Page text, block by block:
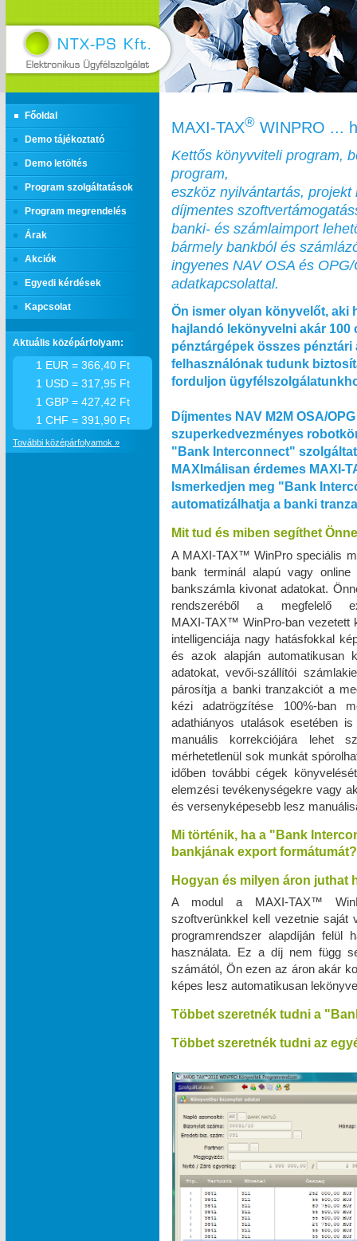
Főoldal
Demo tájékoztató
Demo letöltés
Program szolgáltatások
Program megrendelés
Árak
Akciók
Egyedi kérdések
Kapcsolat
MAXI‑TAX® WINPRO ...
Kettős könyvviteli program,
program,
eszköz nyilvántartás, projekt
díjmentes
banki- és számlaimport
bármely bankból és
ingyenes NAV OSA és
adatkapcsolattal.
Ön ismer olyan könyvelőt, aki
hajlandó lekönyvelni akár 100
pénztárgépek összes pénztári
felhasználónak tudunk
forduljon
Díjmentes NAV M2M OSA/
szuperkedvezményes
"Bank Interconnect"
MAXImálisan érdemes
Ismerkedjen meg "Bank
automatizálhatja a banki
Mit tud és miben segíthet
A MAXI‑TAX™ WinPro speciális
bank terminál alapú vagy
bankszámla kivonat adatokat.
rendszeréből a megfelelő
MAXI‑TAX™ WinPro-ban vezetett
intelligenciája nagy hatásfokkal
és azok alapján automatikusan
adatokat, vevői-szállítói
párosítja a banki tranzakciót a
kézi adatrögzítése 100%-ban
adathiányos utalások esetében
manuális korrekciójára lehet
mérhetetlenül sok munkát
időben további cégek
elemzési tevékenységekre vagy
és versenyképesebb lesz
Mi történik, ha a "Bank
bankjának export formátumát?
Hogyan és milyen áron
A modul a MAXI‑TAX™
szoftverünkkel kell vezetnie saját
programrendszer alapdíján
használata. Ez a díj nem függ
számától, Ön ezen az áron akár
képes lesz automatikusan
Többet szeretnék tudni a
Többet szeretnék tudni az
Aktuális középárfolyam:
1 EUR = 366,40 Ft
1 USD = 317,95 Ft
1 GBP = 427,42 Ft
1 CHF = 391,90 Ft
További középárfolyamok »